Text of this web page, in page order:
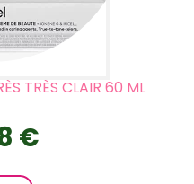
TRÈS CLAIR 60 ML
€